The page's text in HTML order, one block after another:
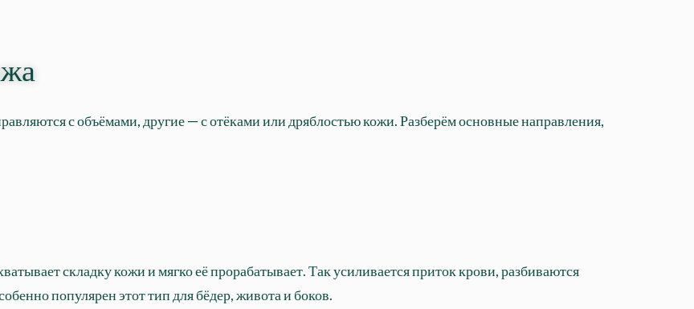
с объёмами, другие — с отёками или дряблостью кожи. Разберём основные направления,
складку кожи и мягко её прорабатывает. Так усиливается приток крови, разбиваются
популярен этот тип для бёдер, живота и боков.